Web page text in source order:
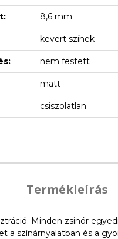
8,6 mm
kevert színek
nem festett
matt
csiszolatlan
Termékleírás
Minden zsinór
a színárnyalatban és a